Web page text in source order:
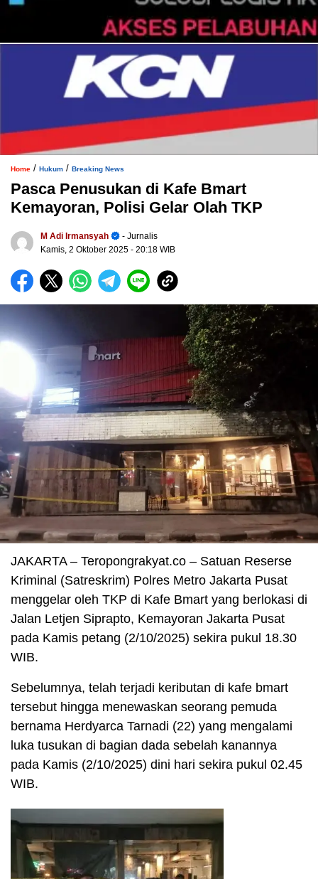
Home / Hukum / Breaking News
Pasca Penusukan di Kafe Bmart
Kemayoran, Polisi Gelar Olah TKP
M Adi Irmansyah
- Jurnalis
Kamis, 2 Oktober 2025 - 20:18 WIB
JAKARTA – Teropongrakyat.co – Satuan Reserse
Kriminal (Satreskrim) Polres Metro Jakarta Pusat
menggelar oleh TKP di Kafe Bmart yang berlokasi di
Jalan Letjen Siprapto, Kemayoran Jakarta Pusat
pada Kamis petang (2/10/2025) sekira pukul 18.30
WIB.
Sebelumnya, telah terjadi keributan di kafe bmart
tersebut hingga menewaskan seorang pemuda
bernama Herdyarca Tarnadi (22) yang mengalami
luka tusukan di bagian dada sebelah kanannya
pada Kamis (2/10/2025) dini hari sekira pukul 02.45
WIB.